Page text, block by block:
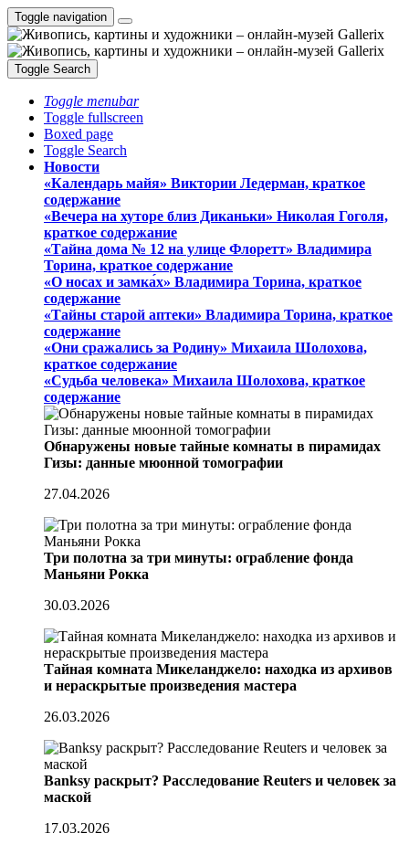
Toggle navigation
Toggle Search
Toggle menubar
Toggle fullscreen
Boxed page
Toggle Search
Новости
«Календарь майя» Виктории Ледерман, краткое
содержание
«Вечера на хуторе близ Диканьки» Николая Гоголя,
краткое содержание
«Тайна дома № 12 на улице Флоретт» Владимира
Торина, краткое содержание
«О носах и замка́х» Владимира Торина, краткое
содержание
«Тайны старой аптеки» Владимира Торина, краткое
содержание
«Они сражались за Родину» Михаила Шолохова,
краткое содержание
«Судьба человека» Михаила Шолохова, краткое
содержание
Обнаружены новые тайные комнаты в пирамидах
Гизы: данные мюонной томографии
27.04.2026
Три полотна за три минуты: ограбление фонда
Маньяни Рокка
30.03.2026
Тайная комната Микеланджело: находка из архивов
и нераскрытые произведения мастера
26.03.2026
Banksy раскрыт? Расследование Reuters и человек за
маской
17.03.2026